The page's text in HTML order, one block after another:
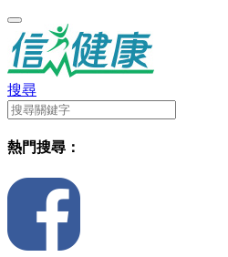
搜尋
熱門搜尋：